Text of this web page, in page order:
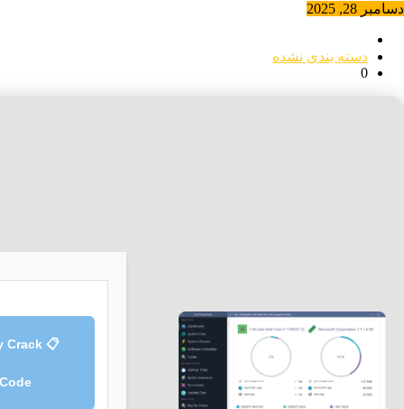
دسامبر 28, 2025
دسته بندی نشده
0
Crack